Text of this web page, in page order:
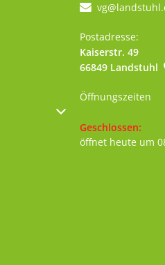
oder Schließzeiten auszublenden
Postadresse:
Kaiserstr. 49
66849 Landstuhl
Öffnungszeiten
Klicken, um
Geschlossen:
öffnet heute um